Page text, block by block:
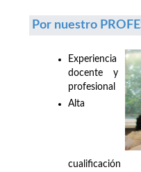
Por nuestro
Experiencia
docente y
profesional
Alta
cualificación